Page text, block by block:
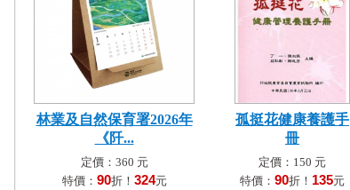
林業及自然保育署2026年
《阡...
定價：360 元
特價： 90折！ 324元
孤挺花健康養護手
冊
定價：150 元
特價： 90折！ 135元